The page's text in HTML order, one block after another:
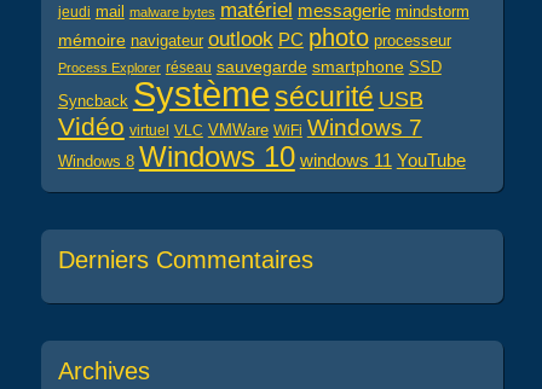
jeudi mail malware bytes matériel messagerie mindstorm
mémoire navigateur outlook PC photo processeur
Process Explorer réseau sauvegarde smartphone SSD
Syncback Systèmesécurité USB
Vidéo virtuel VLC VMWare WiFi Windows 7
Windows 8 Windows 10 windows 11 YouTube
Derniers Commentaires
Archives